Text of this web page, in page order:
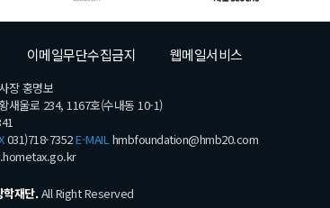
이메일무단수집금지 웹메일서비스
장 홍명보
새울로 234, 1167호(수내동 10-1)
031)718-7352E-MAILhmbfoundation@hmb20.com
학재단.All Right Reserved